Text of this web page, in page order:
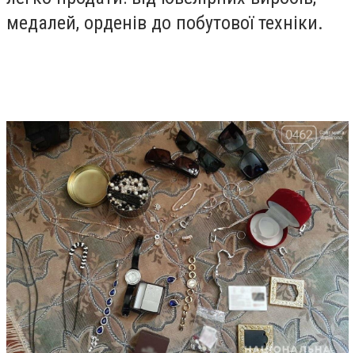
медалей, орденів до побутової техніки.